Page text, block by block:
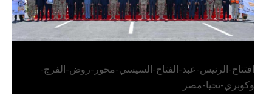
افتتاح-الرئيس-عبد-الفتاح-السيسي-محور-روض-الفرج-
وكوبري-تحيا-مصر